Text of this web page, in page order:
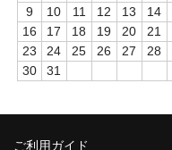
9
10 11 12 13 14
16
17 18 19 20 21
23
24 25 26 27 28
30
31
ご利用ガイド